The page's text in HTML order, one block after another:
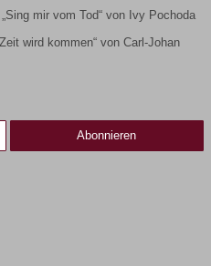
mir vom Tod“ von Ivy Pochoda
wird kommen“ von Carl-Johan
Abonnieren